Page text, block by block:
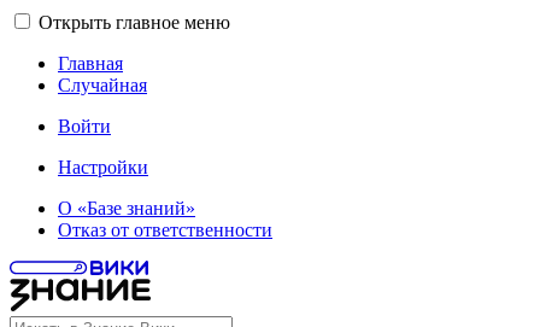
Открыть главное меню
Главная
Случайная
Войти
Настройки
О «Базе знаний»
Отказ от ответственности